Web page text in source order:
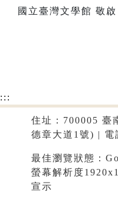
國立臺灣文學館 敬啟
:::
住址：700005 臺
德章大道1號) | 電
最佳瀏覽狀態：
螢幕解析度
宣示